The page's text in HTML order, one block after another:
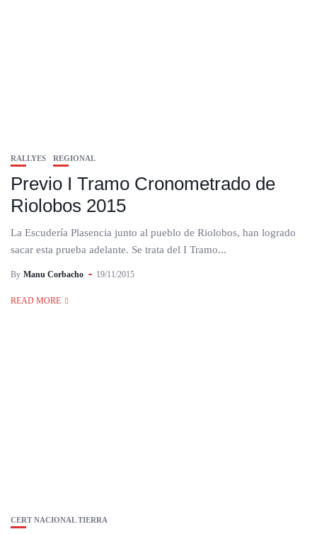
RALLYES REGIONAL
Previo I Tramo Cronometrado de
Riolobos 2015
La Escudería Plasencia junto al pueblo de Riolobos, han logrado
sacar esta prueba adelante. Se trata del I Tramo...
By Manu Corbacho 19/11/2015
READ MORE
CERT NACIONAL TIERRA